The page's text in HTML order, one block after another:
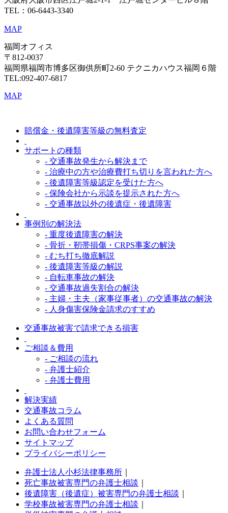
TEL：06-6443-3340
MAP
福岡オフィス
〒812-0037
福岡県福岡市博多区御供所町2-60 テクニカハウス福岡６階
TEL:092-407-6817
MAP
賠償金・後遺障害等級の無料査定
サポートの種類
- 交通事故発生から解決まで
- 治療中の方や治療費打ち切りを言われた方へ
- 後遺障害等級認定を受けた方へ
- 保険会社から示談を提示された方へ
- 交通事故以外の後遺症・後遺障害
事例別の解決法
- 重度後遺障害の解決
- 骨折・靭帯損傷・CRPS事案の解決
- むち打ち徹底解説
- 後遺障害等級の解説
- 自転車事故の解決
- 交通事故過失割合の解決
- 主婦・主夫（家事従事者）の交通事故の解決
- 人身傷害保険金請求のすすめ
交通事故被害で請求できる損害
ご相談＆費用
- ご相談の流れ
- 弁護士紹介
- 弁護士費用
解決実績
交通事故コラム
よくある質問
お問い合わせフォーム
サイトマップ
プライバシーポリシー
弁護士法人小杉法律事務所
死亡事故被害専門の弁護士相談
後遺障害（後遺症）被害専門の弁護士相談
学校事故被害専門の弁護士相談